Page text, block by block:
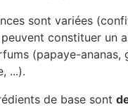
sont variées
constituer un
(papaye-ananas,
...).
de base sont